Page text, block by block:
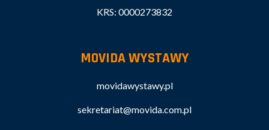
KRS: 0000273832
MOVIDA WYSTAWY
movidawystawy.pl
sekretariat@movida.com.pl